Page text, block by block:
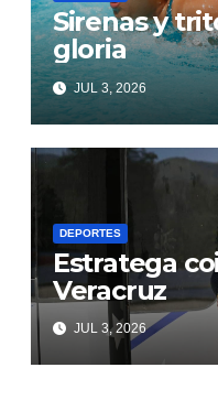
Sirenas y
gloria
JUL 3, 2026
DEPORTES
Estratega
Veracruz
JUL 3, 2026